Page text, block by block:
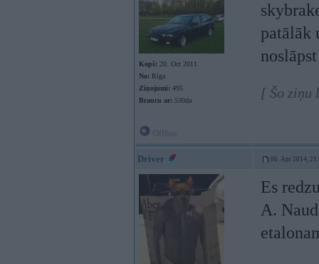
Kopš: 20. Oct 2011
No: Rīga
Ziņojumi: 495
Braucu ar: 530da
patālāk
[ Šo ziņu
Driver 06. Apr 2014,
Es
A.